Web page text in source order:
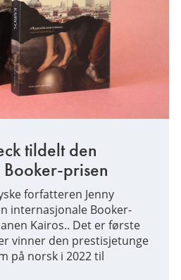
tildelt den
prisen
forfatteren Jenny
internasjonale Booker-
Kairos.. Det er første
vinner den prestisjetunge
på norsk i 2022 til